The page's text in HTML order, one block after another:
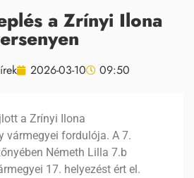
a Zrínyi Ilona
2026-03-10 09:50
a Zrínyi Ilona
vármegyei fordulója. A 7.
Németh Lilla 7.b
17. helyezést ért el.